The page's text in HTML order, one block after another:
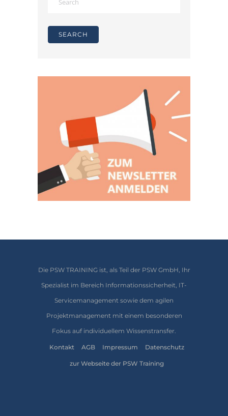
Die PSW TRAINING ist, als Teil der PSW GmbH, Ihr
Spezialist im Bereich Informationssicherheit, IT-
Servicemanagement sowie dem agilen
Projektmanagement mit einem besonderen
Fokus auf individuellem Wissenstransfer.
Kontakt AGB Impressum Datenschutz
zur Webseite der PSW Training